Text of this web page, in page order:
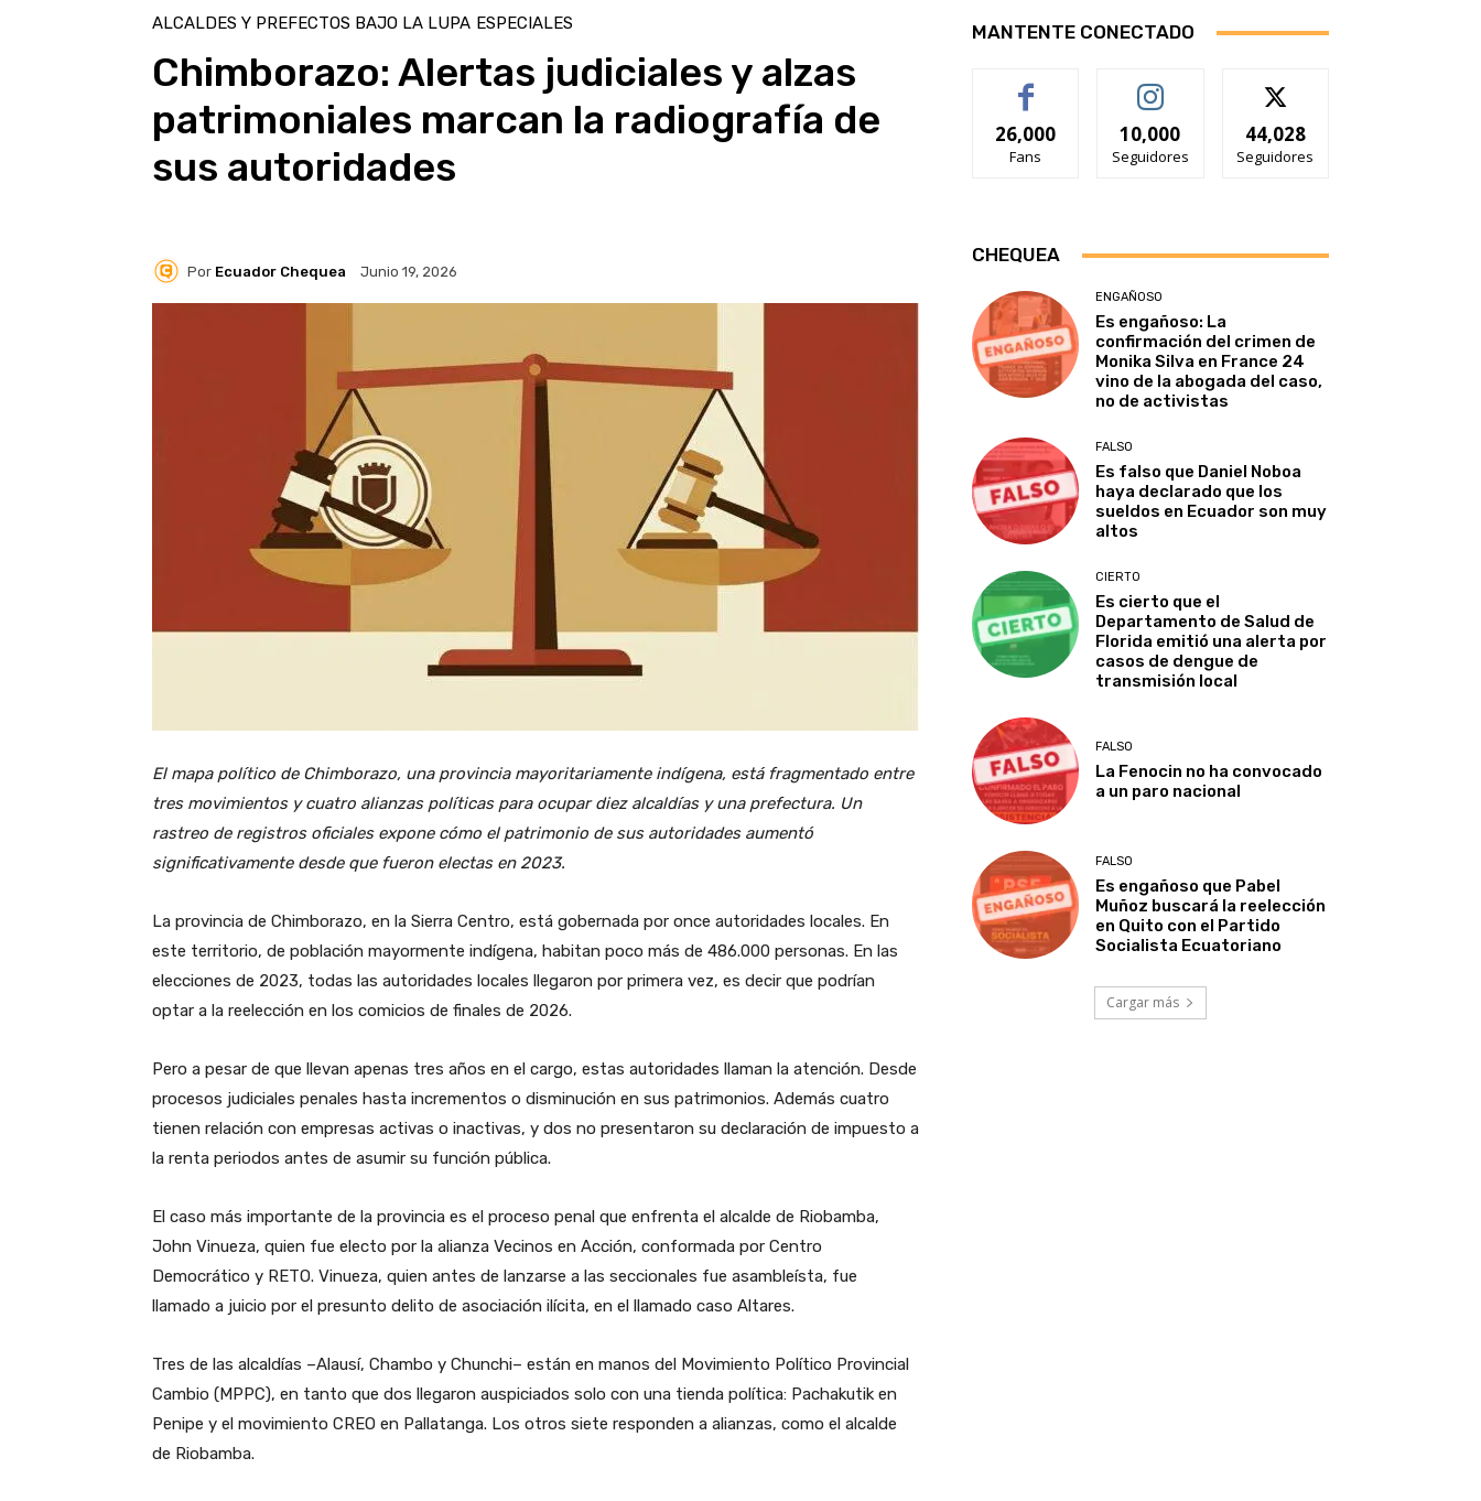
ALCALDES Y PREFECTOS BAJO LA LUPA ESPECIALES
Chimborazo: Alertas judiciales y alzas
patrimoniales marcan la radiografía de
sus autoridades
Por Ecuador Chequea Junio 19, 2026
El mapa político de Chimborazo, una provincia mayoritariamente indígena, está fragmentado entre
tres movimientos y cuatro alianzas políticas para ocupar diez alcaldías y una prefectura. Un
rastreo de registros oficiales expone cómo el patrimonio de sus autoridades aumentó
significativamente desde que fueron electas en 2023.
La provincia de Chimborazo, en la Sierra Centro, está gobernada por once autoridades locales. En
este territorio, de población mayormente indígena, habitan poco más de 486.000 personas. En las
elecciones de 2023, todas las autoridades locales llegaron por primera vez, es decir que podrían
optar a la reelección en los comicios de finales de 2026.
Pero a pesar de que llevan apenas tres años en el cargo, estas autoridades llaman la atención. Desde
procesos judiciales penales hasta incrementos o disminución en sus patrimonios. Además cuatro
tienen relación con empresas activas o inactivas, y dos no presentaron su declaración de impuesto a
la renta periodos antes de asumir su función pública.
El caso más importante de la provincia es el proceso penal que enfrenta el alcalde de Riobamba,
John Vinueza, quien fue electo por la alianza Vecinos en Acción, conformada por Centro
Democrático y RETO. Vinueza, quien antes de lanzarse a las seccionales fue asambleísta, fue
llamado a juicio por el presunto delito de asociación ilícita, en el llamado caso Altares.
Tres de las alcaldías –Alausí, Chambo y Chunchi– están en manos del Movimiento Político Provincial
Cambio (MPPC), en tanto que dos llegaron auspiciados solo con una tienda política: Pachakutik en
Penipe y el movimiento CREO en Pallatanga. Los otros siete responden a alianzas, como el alcalde
de Riobamba.
MANTENTE CONECTADO
26,000
Fans
10,000
Seguidores
44,028
Seguidores
CHEQUEA
ENGAÑOSO
Es engañoso: La
confirmación del crimen de
Monika Silva en France 24
vino de la abogada del caso,
no de activistas
FALSO
Es falso que Daniel Noboa
haya declarado que los
sueldos en Ecuador son muy
altos
CIERTO
Es cierto que el
Departamento de Salud de
Florida emitió una alerta por
casos de dengue de
transmisión local
FALSO
La Fenocin no ha convocado
a un paro nacional
FALSO
Es engañoso que Pabel
Muñoz buscará la reelección
en Quito con el Partido
Socialista Ecuatoriano
Cargar más